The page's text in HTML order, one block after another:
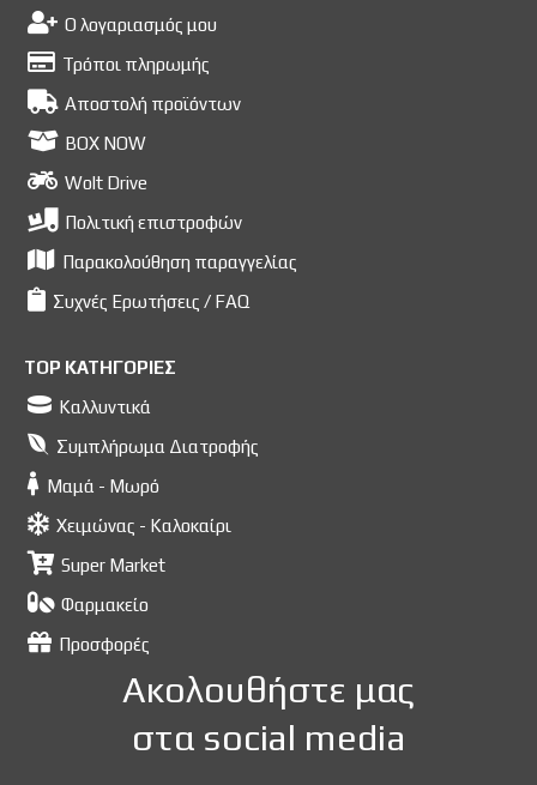
Ο λογαριασμός μου
Τρόποι πληρωμής
Αποστολή προϊόντων
BOX NOW
Wolt Drive
Πολιτική επιστροφών
Παρακολούθηση παραγγελίας
Συχνές Ερωτήσεις / FAQ
TOP ΚΑΤΗΓΟΡΙΕΣ
Καλλυντικά
Συμπλήρωμα Διατροφής
Μαμά - Μωρό
Χειμώνας - Καλοκαίρι
Super Market
Φαρμακείο
Προσφορές
Ακολουθήστε μας
στα social media